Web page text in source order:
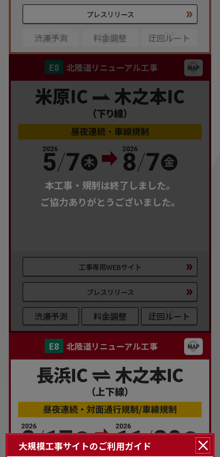
大規模工事サイトのご利用ガイド
プレスリリース
渋滞予測 料金調整 迂回ルート
本工事・規制は終了しました。
ご協力ありがとうございました。
E8 北陸道リニューアル工事
工事専用WEBサイト
プレスリリース
渋滞予測 料金調整 迂回ルート
E8 北陸道リニューアル工事